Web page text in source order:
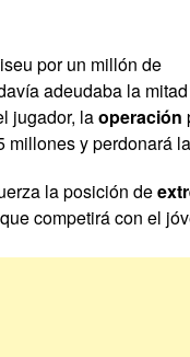
por un millón de
adeudaba la
jugador, laoperación
y perdonará
la posición de
competirá con el